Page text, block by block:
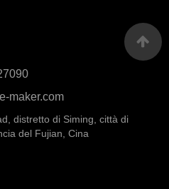
maker.com
distretto di Siming, città di
del Fujian, Cina